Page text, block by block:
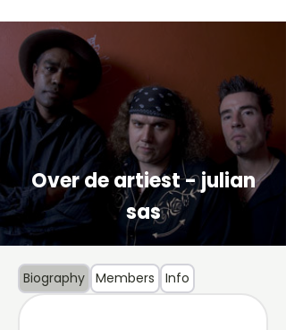
Over de artiest - julian
sas
Biography Members Info